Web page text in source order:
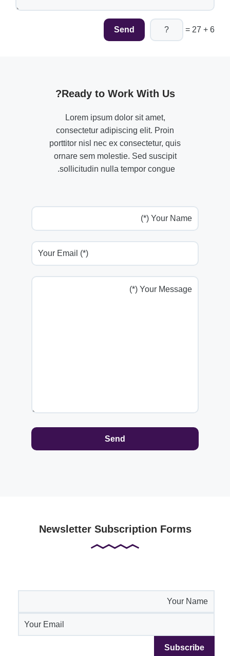
6 + 27 =
Ready to Work With Us?
Lorem ipsum dolor sit amet,
consectetur adipiscing elit. Proin
porttitor nisl nec ex consectetur, quis
ornare sem molestie. Sed suscipit
sollicitudin nulla tempor congue.
Newsletter Subscription Forms